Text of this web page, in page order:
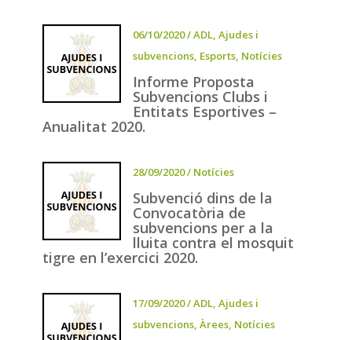
06/10/2020/ADL, Ajudes i
subvencions, Esports, Notícies
Informe Proposta
Subvencions Clubs i
Entitats Esportives –
Anualitat 2020.
28/09/2020/ Notícies
Subvenció dins de la
Convocatòria de
subvencions per a la
lluita contra el mosquit
tigre en l’exercici 2020.
17/09/2020/ADL, Ajudes i
subvencions, Àrees, Notícies